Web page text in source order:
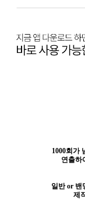
1000회가
연출하
일반 or 밴
제